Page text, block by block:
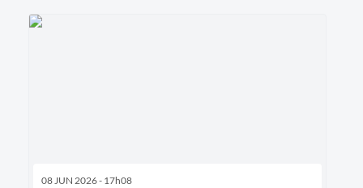
08 JUN 2026 - 17h08